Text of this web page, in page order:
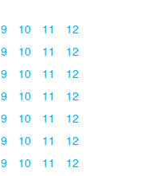
9 10 11
12
9 10 11
12
9 10 11
12
9 10 11
12
9 10 11
12
9 10 11
12
9 10 11
12